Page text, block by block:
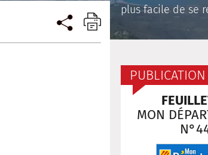
plus facile de se
PUBLICATION
MON